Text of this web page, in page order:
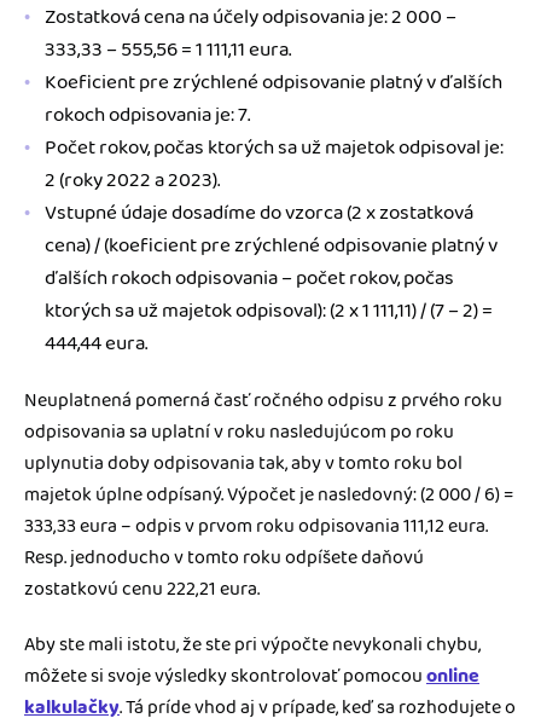
Zostatková cena na účely odpisovania je: 2 000 –
333,33 – 555,56 = 1 111,11 eura.
Koeficient pre zrýchlené odpisovanie platný v ďalších
rokoch odpisovania je: 7.
Počet rokov, počas ktorých sa už majetok odpisoval je:
2 (roky 2022 a 2023).
Vstupné údaje dosadíme do vzorca (2 x zostatková
cena) / (koeficient pre zrýchlené odpisovanie platný v
ďalších rokoch odpisovania – počet rokov, počas
ktorých sa už majetok odpisoval): (2 x 1 111,11) / (7 – 2) =
444,44 eura.
Neuplatnená pomerná časť ročného odpisu z prvého roku
odpisovania sa uplatní v roku nasledujúcom po roku
uplynutia doby odpisovania tak, aby v tomto roku bol
majetok úplne odpísaný. Výpočet je nasledovný: (2 000 / 6) =
333,33 eura – odpis v prvom roku odpisovania 111,12 eura.
Resp. jednoducho v tomto roku odpíšete daňovú
zostatkovú cenu 222,21 eura.
Aby ste mali istotu, že ste pri výpočte nevykonali chybu,
môžete si svoje výsledky skontrolovať pomocouonline
kalkulačky. Tá príde vhod aj v prípade, keď sa rozhodujete o